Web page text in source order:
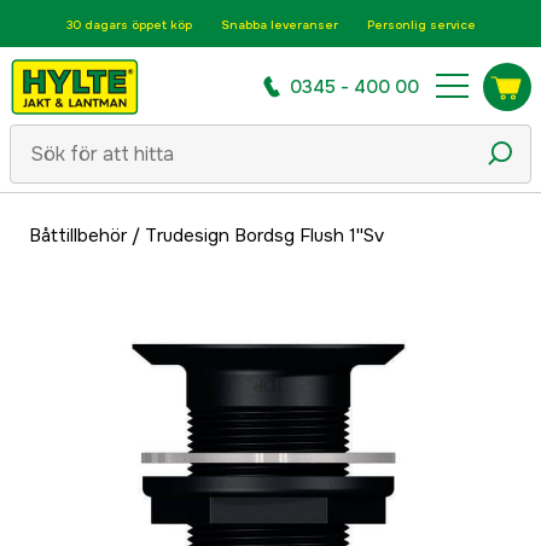
30 dagars öppet köp Snabba leveranser Personlig service
0345 - 400 00
Båttillbehör/ Trudesign Bordsg Flush 1''Sv